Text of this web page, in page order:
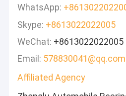
WhatsApp:
Skype: +8613022022005
WeChat: +8613022022005
Email: 578830041@qq.com
Affiliated Agency